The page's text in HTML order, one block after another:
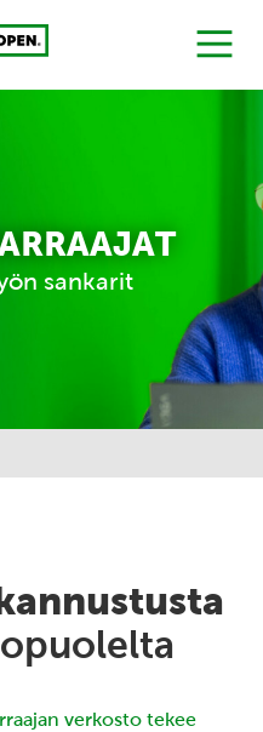
MENU
sankarit
verkosto tekee